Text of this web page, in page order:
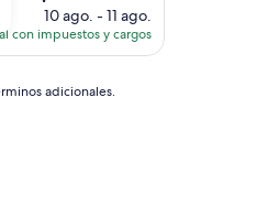
precio
actual
es
$392
10 ago. - 11 ago.
con impuestos y cargos
adicionales.